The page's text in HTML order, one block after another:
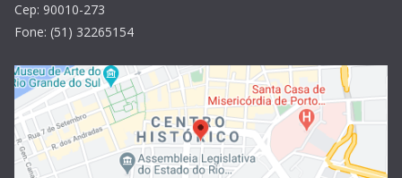
Cep: 90010-273
Fone: (51) 32265154